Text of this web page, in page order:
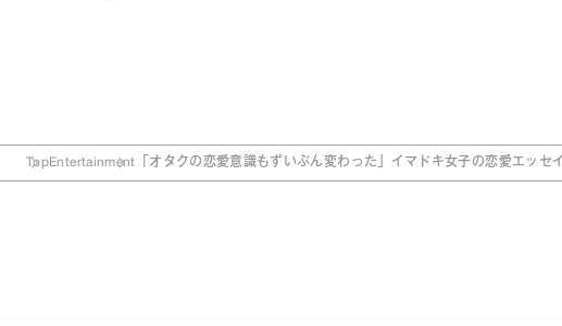
TopEntertainment 「オタクの恋愛意識もずいぶん変わった」イマドキ女子の恋愛エッセイ